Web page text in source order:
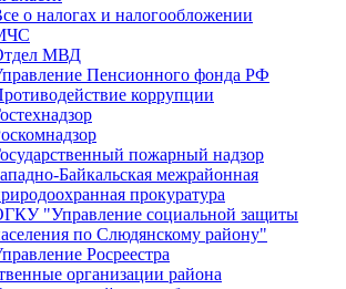
о налогах и налогообложении
МВД
Пенсионного фонда РФ
коррупции
пожарный надзор
Байкальская межрайонная
прокуратура
"Управление социальной защиты
по Слюдянскому району"
Росреестра
организации района